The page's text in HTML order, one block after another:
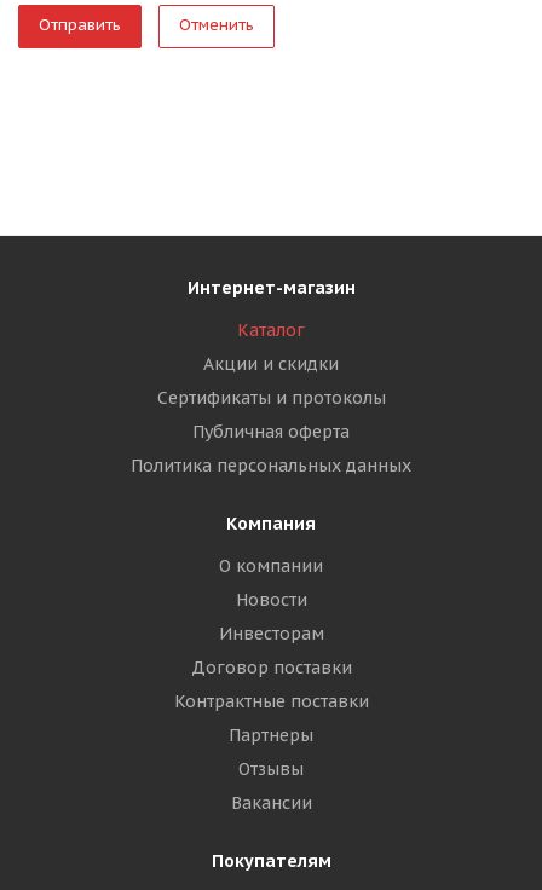
Отменить
Интернет-магазин
Каталог
Акции и скидки
Сертификаты и протоколы
Публичная оферта
Политика персональных данных
Компания
О компании
Новости
Инвесторам
Договор поставки
Контрактные поставки
Партнеры
Отзывы
Вакансии
Покупателям